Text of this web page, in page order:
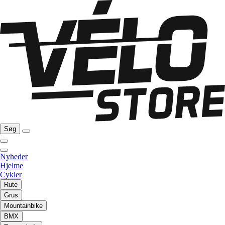
Søg
Nyheder
Hjelme
Cykler
Rute
Grus
Mountainbike
BMX